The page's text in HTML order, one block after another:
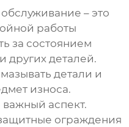
– это
работы
за состоянием
других деталей.
детали и
износа.
важный аспект.
ограждения